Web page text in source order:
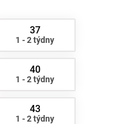
37
1 - 2 týdny
40
1 - 2 týdny
43
1 - 2 týdny